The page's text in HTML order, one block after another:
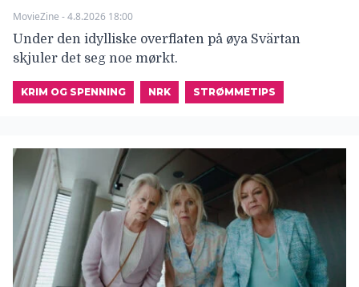
MovieZine - 4.8.2026 18:00
Under den idylliske overflaten på øya Svärtan
skjuler det seg noe mørkt.
KRIM OG SPENNING NRK STRØMMETIPS